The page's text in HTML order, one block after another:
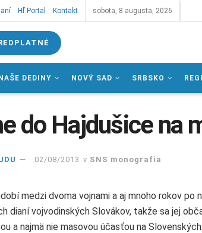
Hľ Portal Kontakt sobota, 8 augusta, 2026
NAŠE DEDINY NOVÝ SAD SRBSKO
do Hajdušice na
02/08/2013 v SNS monografia
medzi dvoma vojnami a aj mnoho rokov po
dianí vojvodinských Slovákov, takže sa jej
a najmä nie masovou účasťou na